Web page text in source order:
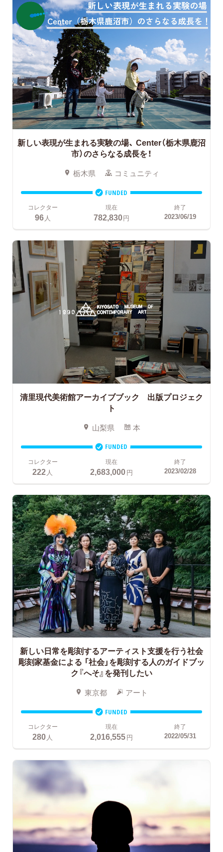
新しい表現が生まれる実験の場、 Center（栃木県鹿沼
市）のさらなる成長を！
栃木県 コミュニティ
FUNDED
コレクター
96人
現在
782,830円
終了
2023/06/19
清里現代美術館アーカイブブック 出版プロジェク
ト
山梨県 本
FUNDED
コレクター
222 人
現在
2,683,000円
終了
2023/02/28
新しい日常を彫刻するアーティスト支援を行う社会
彫刻家基金による 「社会」を彫刻する人のガイドブッ
ク『へそ』を発刊したい
東京都 アート
FUNDED
コレクター
280人
現在
2,016,555円
終了
2022/05/31